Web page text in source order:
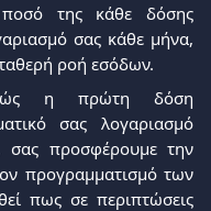
της κάθε δόσης
σας κάθε μήνα,
ροή εσόδων.
η πρώτη δόση
σας λογαριασμό
σας προσφέρουμε την
προγραμματισμό των
πως σε περιπτώσεις